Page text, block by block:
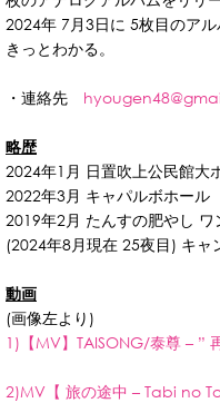
2024年 7月3日に 5枚目のアル
きっとわかる。
・連絡先
略歴
2024年1月 日置吹上公民館大
2022年3月 キャパルボホー
2019年2月 たんすの肥やし
(2024年8月現在 25夜目) キャ
動画
(画像左より)
1)【MV】TAISONG/泰尊 –
2)MV【 旅の途中 – Tabi no